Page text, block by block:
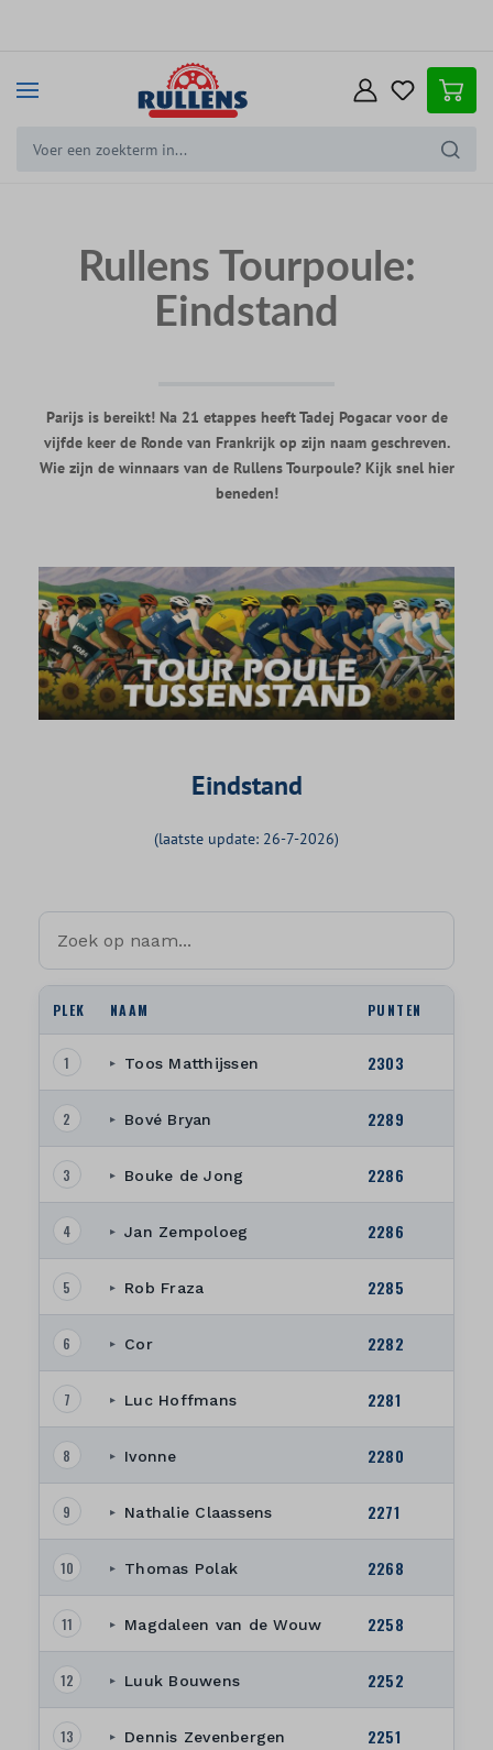
Rullens Tourpoule:
Eindstand
Parijs is bereikt! Na 21 etappes heeft Tadej Pogacar voor de
vijfde keer de Ronde van Frankrijk op zijn naam geschreven.
Wie zijn de winnaars van de Rullens Tourpoule? Kijk snel hier
beneden!
Eindstand
(laatste update: 26-7-2026)
PLEK NAAM PUNTEN
1 ▸ Toos Matthijssen 2303
2 ▸ Bové Bryan 2289
3 ▸ Bouke de Jong 2286
4 ▸ Jan Zempoloeg 2286
5 ▸ Rob Fraza 2285
6 ▸ Cor 2282
7 ▸ Luc Hoffmans 2281
8 ▸ Ivonne 2280
9 ▸ Nathalie Claassens 2271
10 ▸ Thomas Polak 2268
11 ▸ Magdaleen van de Wouw 2258
12 ▸ Luuk Bouwens 2252
13 ▸ Dennis Zevenbergen 2251